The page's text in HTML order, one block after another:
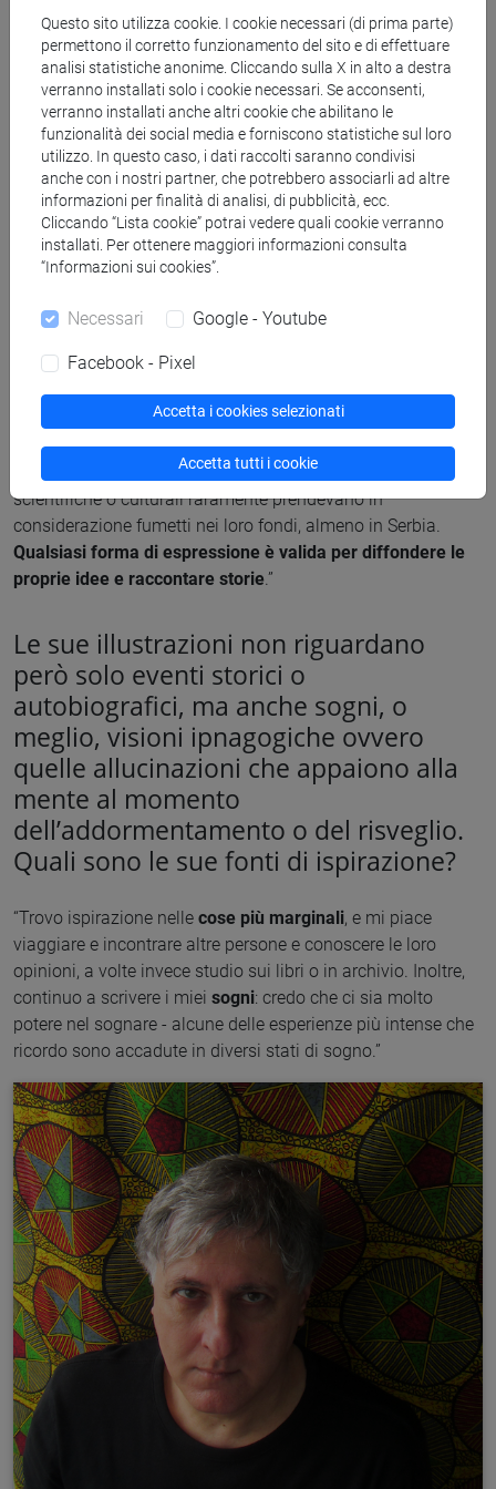
attraggono il lettore?
“C’è qualcosa di molto diretto nel modo in cui il fumetto
colpisce nostra attenzione. In passato, era di solito un
mezzo dedicato allo "spettacolo" e all'"azione", a volte anche
intese in modo infantile. Ma negli ultimi decenni abbiamo
scoperto che i fumetti possono trattare diverse questioni,
anche serie. Oggi non è più considerato uno scandalo
parlare di storia, scienza, filosofia sotto forma di fumetti.
Anzi, la combinazione di illustrazioni e testo sono un ottimo
rapido al lettore, che può facilmente scorrere avanti e
un libro o un filmato di lunga durata e non c’è nulla di male
in questo. Due delle storie della mia raccolta sulla Seconda
Guerra Mondiale che presenterò a Ca’ Foscari sono state
acquistate dalMuseo della Jugoslavia a Belgrado. Questo
mi sembra un segno importante, visto che le istituzioni
scientifiche o culturali raramente prendevano in
considerazione fumetti nei loro fondi, almeno in Serbia.
Qualsiasi forma di espressione è valida per diffondere le
proprie idee e raccontare storie.”
Le sue illustrazioni non riguardano
però solo eventi storici o
autobiografici, ma anche sogni, o
meglio, visioni ipnagogiche ovvero
quelle allucinazioni che appaiono alla
mente al momento
dell’addormentamento o del risveglio.
Quali sono le sue fonti di ispirazione?
“Trovo ispirazione nelle cose più marginali, e mi piace
viaggiare e incontrare altre persone e conoscere le loro
opinioni, a volte invece studio sui libri o in archivio. Inoltre,
continuo a scrivere i miei sogni: credo che ci sia molto
potere nel sognare - alcune delle esperienze più intense che
ricordo sono accadute in diversi stati di sogno.”
Questo sito utilizza cookie. I cookie necessari (di prima parte)
permettono il corretto funzionamento del sito e di effettuare
analisi statistiche anonime. Cliccando sulla X in alto a destra
verranno installati solo i cookie necessari. Se acconsenti,
verranno installati anche altri cookie che abilitano le
funzionalità dei social media e forniscono statistiche sul loro
utilizzo. In questo caso, i dati raccolti saranno condivisi
anche con i nostri partner, che potrebbero associarli ad altre
informazioni per finalità di analisi, di pubblicità, ecc.
Cliccando “Lista cookie” potrai vedere quali cookie verranno
installati. Per ottenere maggiori informazioni consulta
“Informazioni sui cookies”.
Necessari Google - Youtube
Facebook - Pixel
Accetta i cookies selezionati
Accetta tutti i cookie